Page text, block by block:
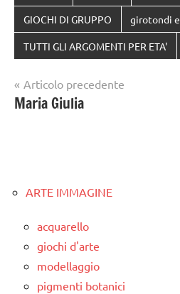
GIOCHI DI GRUPPO girotondi
TUTTI GLI ARGOMENTI PER ETA'
Navigazione
articoli
Articolo precedente
Maria Giulia
ARTE IMMAGINE
acquarello
giochi d'arte
modellaggio
pigmenti botanici